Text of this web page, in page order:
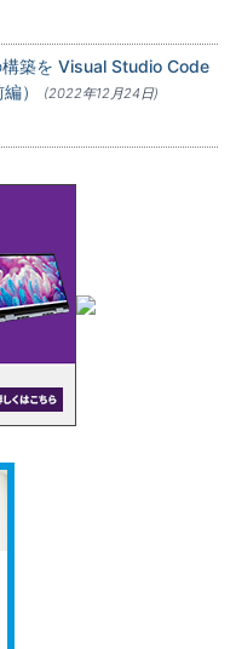
築を Visual Studio Code
）
(2022年12月24日)